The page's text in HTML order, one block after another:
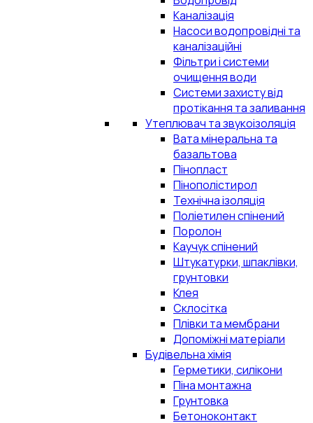
Каналізація
Насоси водопровідні та
каналізаційні
Фільтри і системи
очищення води
Системи захисту від
протікання та заливання
Утеплювач та звукоізоляція
Вата мінеральна та
базальтова
Пінопласт
Пінополістирол
Технічна ізоляція
Поліетилен спінений
Поролон
Каучук спінений
Штукатурки, шпаклівки,
грунтовки
Клея
Склосітка
Плівки та мембрани
Допоміжні матеріали
Будівельна хімія
Герметики, силікони
Піна монтажна
Грунтовка
Бетоноконтакт